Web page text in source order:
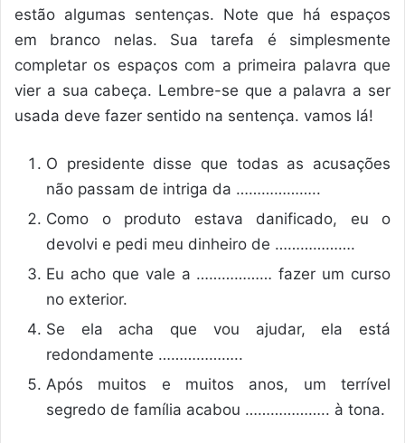
estão algumas sentenças. Note que há espaços
em branco nelas. Sua tarefa é simplesmente
completar os espaços com a primeira palavra que
vier a sua cabeça. Lembre-se que a palavra a ser
usada deve fazer sentido na sentença. vamos lá!
O presidente disse que todas as acusações
não passam de intriga da ………………..
Como o produto estava danificado, eu o
devolvi e pedi meu dinheiro de ……………….
Eu acho que vale a ……………… fazer um curso
no exterior.
Se ela acha que vou ajudar, ela está
redondamente ………………..
Após muitos e muitos anos, um terrível
segredo de família acabou ……………….. à tona.